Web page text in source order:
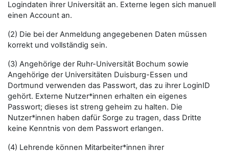
Logindaten ihrer Universität an. Externe legen sich manuell
einen Account an.
(2) Die bei der Anmeldung angegebenen Daten müssen
korrekt und vollständig sein.
(3) Angehörige der Ruhr-Universität Bochum sowie
Angehörige der Universitäten Duisburg-Essen und
Dortmund verwenden das Passwort, das zu ihrer LoginID
gehört. Externe Nutzer*innen erhalten ein eigenes
Passwort; dieses ist streng geheim zu halten. Die
Nutzer*innen haben dafür Sorge zu tragen, dass Dritte
keine Kenntnis von dem Passwort erlangen.
(4) Lehrende können Mitarbeiter*innen ihrer